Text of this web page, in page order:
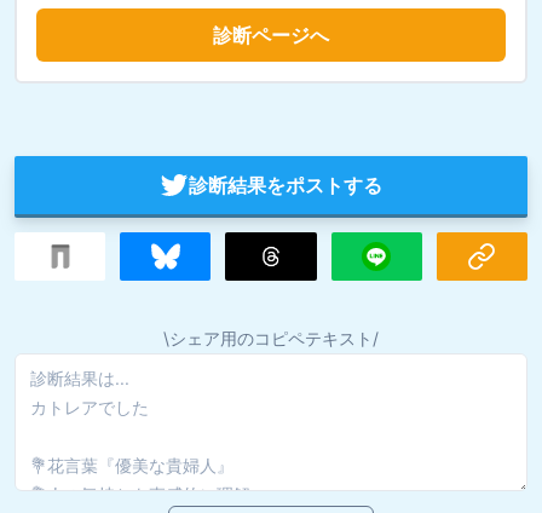
診断ページへ
診断結果をポストする
\シェア用のコピペテキスト/